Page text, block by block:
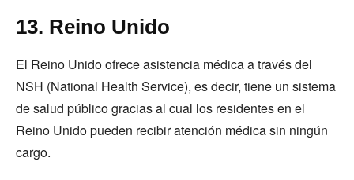
13. Reino Unido
El Reino Unido ofrece asistencia médica a través del
NSH (National Health Service), es decir, tiene un sistema
de salud público gracias al cual los residentes en el
Reino Unido pueden recibir atención médica sin ningún
cargo.